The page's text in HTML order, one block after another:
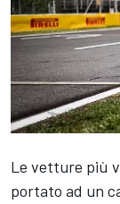
Le vetture più
portato ad un